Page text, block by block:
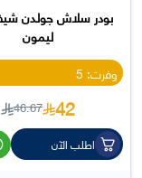
بودر سلاش جولدن
ليمون
وفرت: 5
42
46.67
اطلب الآن